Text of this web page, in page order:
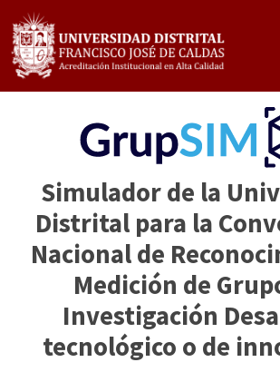
Pasar
al
contenido
principal
Simulador de la
Distrital para la
Nacional de
Medición de
Investigación
tecnológico o de